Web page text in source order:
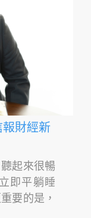
財經新
起來很暢
即平躺睡
要的是，